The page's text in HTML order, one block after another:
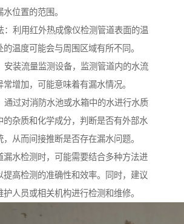
位置的范围。
：利用红外热成像仪检测管道表面的温
温度可能会与周围区域有所不同。
安装流量监测设备，监测管道内的水流
增加，可能意味着有漏水情况。
通过对消防水池或水箱中的水进行水质
的杂质和化学成分，判断是否有外部水
从而间接推断是否存在漏水问题。
漏水检测时，可能需要结合多种方法进
提高检测的准确性和效率。同时，建议
人员或相关机构进行检测和维修。